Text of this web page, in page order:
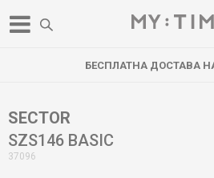
БЕСПЛАТНА ДОСТАВА
SECTOR
SZS146 BASIC
37096